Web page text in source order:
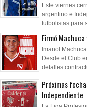
desgarrado
Este viernes
argentino e
futbolistas para
Firmó
Imanol
Desde el Club
detalles
Próximas
Independiente